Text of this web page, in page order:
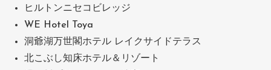
ヒルトンニセコビレッジ
WE Hotel Toya
洞爺湖万世閣ホテル レイクサイドテラス
北こぶし知床ホテル＆リゾート